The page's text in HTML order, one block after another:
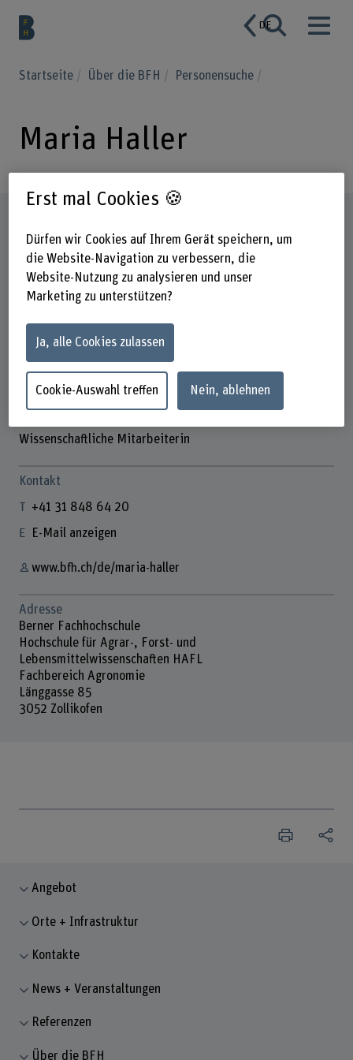
DE
Startseite Über die BFH Personensuche
Maria Haller
Wissenschaftliche Mitarbeiterin
Kontakt
+41 31 848 64 20
E-Mail anzeigen
www.bfh.ch/de/maria-haller
Adresse
Berner Fachhochschule
Hochschule für Agrar-, Forst- und
Lebensmittelwissenschaften HAFL
Fachbereich Agronomie
Länggasse 85
3052 Zollikofen
Angebot
Orte + Infrastruktur
Kontakte
News + Veranstaltungen
Referenzen
Über die BFH
Erst mal Cookies 🍪
Dürfen wir Cookies auf Ihrem Gerät speichern, um
die Website-Navigation zu verbessern, die
Website-Nutzung zu analysieren und unser
Marketing zu unterstützen?
Ja, alle Cookies zulassen
Cookie-Auswahl treffen Nein, ablehnen